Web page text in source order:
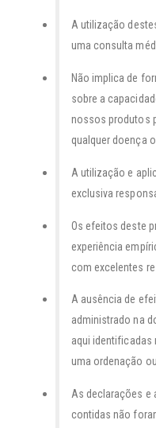
A utilização
uma consulta
Não implica de
sobre a
nossos produtos
qualquer doença
A utilização e
exclusiva
Os efeitos deste
experiência
com excelentes
A ausência de
administrado na
aqui identificadas
uma ordenação
As declarações e
contidas não